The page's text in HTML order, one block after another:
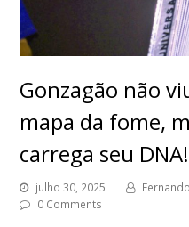
Gonzagão não
mapa da fome,
carrega seu DNA!
julho 30, 2025
0 Comments